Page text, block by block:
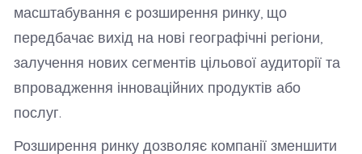
масштабування є розширення ринку, що
передбачає вихід на нові географічні регіони,
залучення нових сегментів цільової аудиторії та
впровадження інноваційних продуктів або
послуг.
Розширення ринку дозволяє компанії зменшити